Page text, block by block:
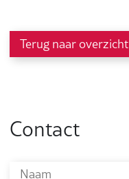
Terug naar overzicht
Contact